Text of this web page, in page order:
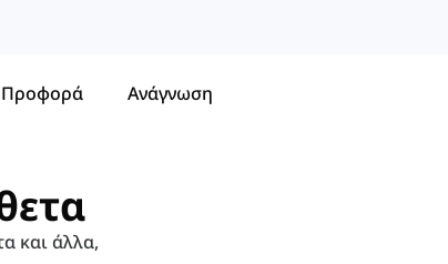
Προφορά Ανάγνωση
και άλλα,